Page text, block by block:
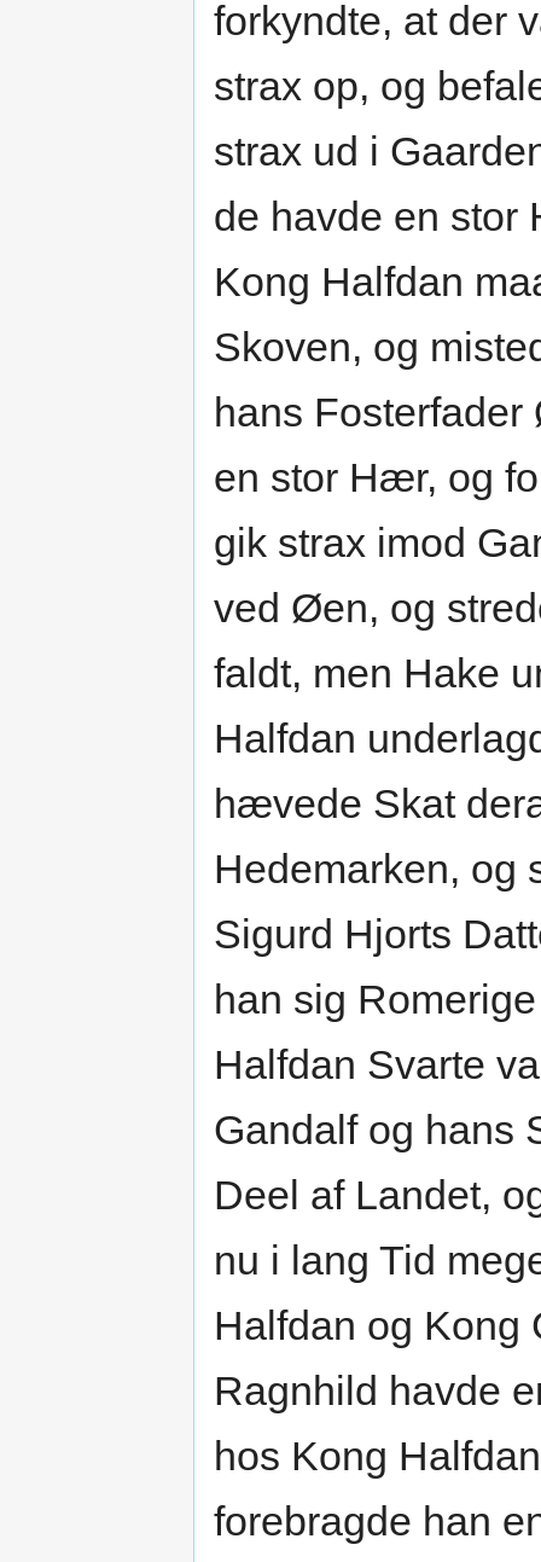
forkyndte, at der
strax op, og
strax ud i
de havde en stor
Kong Halfdan
Skoven, og
hans
en stor Hær, og
gik strax imod
ved Øen, og
faldt, men Hake
Halfdan
hævede Skat
Hedemarken, og
Sigurd Hjorts
han sig
Halfdan Svarte
Gandalf og hans
Deel af Landet,
nu i lang Tid
Halfdan og Kong
Ragnhild havde
hos Kong
forebragde han